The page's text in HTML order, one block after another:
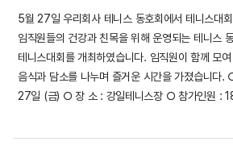
5월 27일 우리회사 테니스 동호회에서 테니스대
임직원들의 건강과 친목을 위해 운영되는 테니스
테니스대회를 개최하였습니다. 임직원이 함께 모
음식과 담소를 나누며 즐거운 시간을 가졌습니
27일 (금) ○ 장 소 : 강일테니스장 ○ 참가인원 :